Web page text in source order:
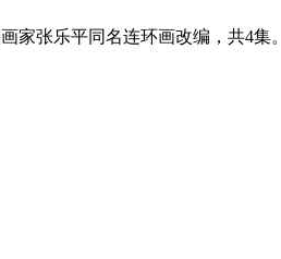
张乐平同名连环画改编，共4集。